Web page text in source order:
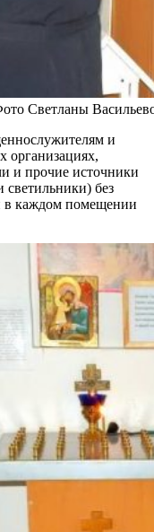
Светланы
и
организациях,
и прочие источники
светильники) без
в каждом помещении